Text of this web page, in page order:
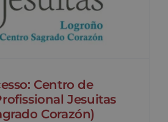
Centro de
Jesuitas
Corazón)